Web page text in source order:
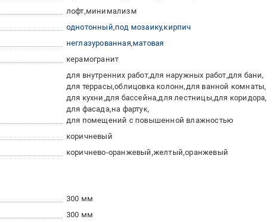
лофт минимализм
однотонный под мозаику кирпич
неглазурованная матовая
керамогранит
для внутренних работ для наружных работ для бани
для террасы облицовка колонн для ванной комнаты
для кухни для бассейна для лестницы для коридора
для фасада на фартук
для помещений с повышенной влажностью
коричневый
коричнево-оранжевый желтый оранжевый
300 мм
300 мм